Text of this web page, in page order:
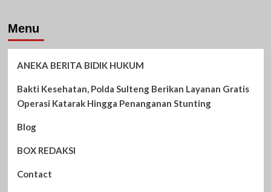
Menu
ANEKA BERITA BIDIK HUKUM
Bakti Kesehatan, Polda Sulteng Berikan Layanan Gratis
Operasi Katarak Hingga Penanganan Stunting
Blog
BOX REDAKSI
Contact